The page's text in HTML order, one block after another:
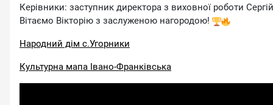
Керівники: заступник директора з виховної роботи
Вітаємо Вікторію з заслуженою нагородою!
Народний дім с.Угорники
Культурна мапа Івано-Франківська